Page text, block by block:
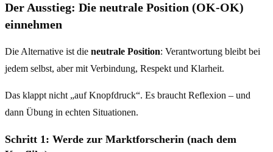
Der Ausstieg: Die neutrale Position (OK-OK)
einnehmen
Die Alternative ist die neutrale Position: Verantwortung bleibt bei
jedem selbst, aber mit Verbindung, Respekt und Klarheit.
Das klappt nicht „auf Knopfdruck“. Es braucht Reflexion – und
dann Übung in echten Situationen.
Schritt 1: Werde zur Marktforscherin (nach dem